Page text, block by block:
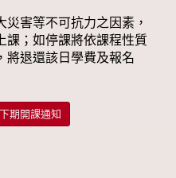
害等不可抗力之因素，
課；如停課將依課程性質
將退還該日學費及報名
期開課通知